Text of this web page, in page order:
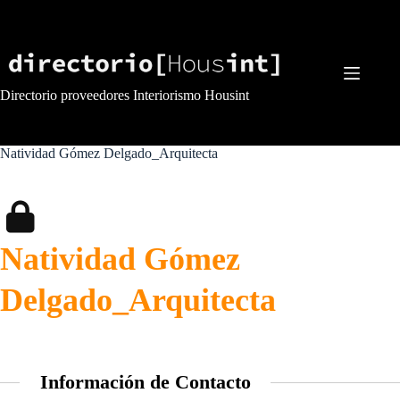
Directorio proveedores Interiorismo Housint
Natividad Gómez Delgado_Arquitecta
Natividad Gómez
Delgado_Arquitecta
Información de Contacto